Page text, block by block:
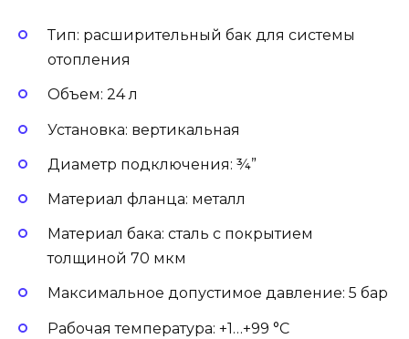
Тип: расширительный бак для системы
отопления
Объем: 24 л
Установка: вертикальная
Диаметр подключения: ¾”
Материал фланца: металл
Материал бака: сталь с покрытием
толщиной 70 мкм
Максимальное допустимое давление: 5 бар
Рабочая температура: +1…+99 °С